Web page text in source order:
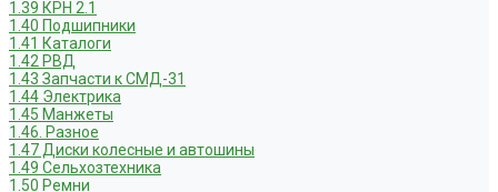
1.39 КРН 2.1
1.40 Подшипники
1.41 Каталоги
1.42 РВД
1.43 Запчасти к СМД-31
1.44 Электрика
1.45 Манжеты
1.46. Разное
1.47 Диски колесные и автошины
1.49 Сельхозтехника
1.50 Ремни